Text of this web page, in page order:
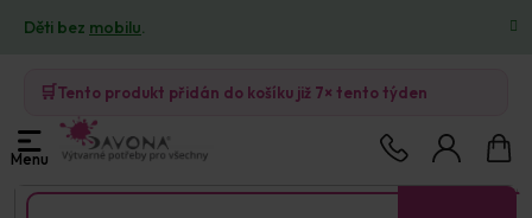
obsah
Děti bez mobilu.
🛒Tento produkt přidán do košíku již 7× tento týden
košík